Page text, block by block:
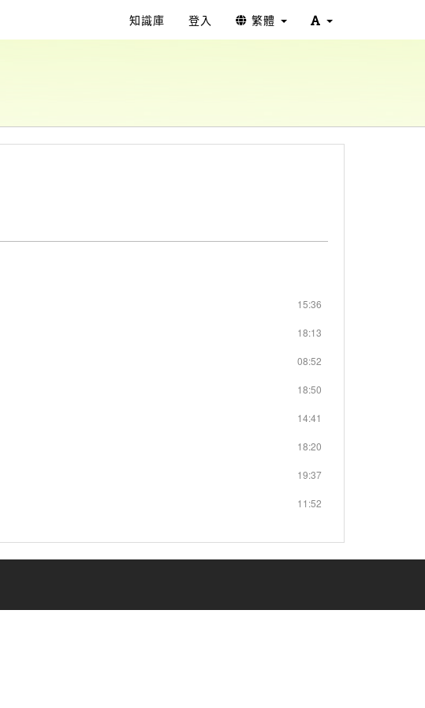
知識庫 登入 繁體
15:36
18:13
08:52
18:50
14:41
18:20
19:37
11:52